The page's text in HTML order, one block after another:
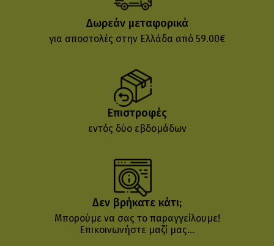
Δωρεάν μεταφορικά
για αποστολές στην Ελλάδα από 59.00€
Επιστροφές
εντός δύο εβδομάδων
Δεν βρήκατε κάτι;
Μπορούμε να σας το παραγγείλουμε!
Επικοινωνήστε μαζί μας...